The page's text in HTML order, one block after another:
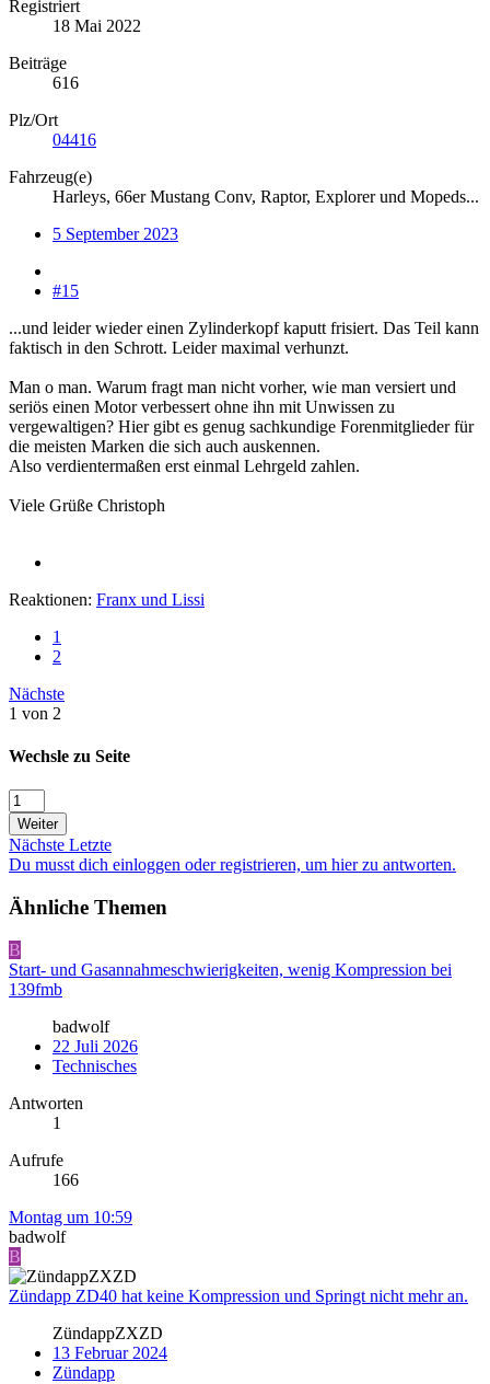
Registriert
18 Mai 2022
Beiträge
616
Plz/Ort
04416
Fahrzeug(e)
Harleys, 66er Mustang Conv, Raptor, Explorer und Mopeds...
5 September 2023
#15
...und leider wieder einen Zylinderkopf kaputt frisiert. Das Teil kann
faktisch in den Schrott. Leider maximal verhunzt.
Man o man. Warum fragt man nicht vorher, wie man versiert und
seriös einen Motor verbessert ohne ihn mit Unwissen zu
vergewaltigen? Hier gibt es genug sachkundige Forenmitglieder für
die meisten Marken die sich auch auskennen.
Also verdientermaßen erst einmal Lehrgeld zahlen.
Viele Grüße Christoph
Reaktionen: Franx und Lissi
1
2
Nächste
1 von 2
Wechsle zu Seite
Weiter
Nächste Letzte
Du musst dich einloggen oder registrieren, um hier zu antworten.
Ähnliche Themen
B
Start- und Gasannahmeschwierigkeiten, wenig Kompression bei
139fmb
badwolf
22 Juli 2026
Technisches
Antworten
1
Aufrufe
166
Montag um 10:59
badwolf
B
Zündapp ZD40 hat keine Kompression und Springt nicht mehr an.
ZündappZXZD
13 Februar 2024
Zündapp